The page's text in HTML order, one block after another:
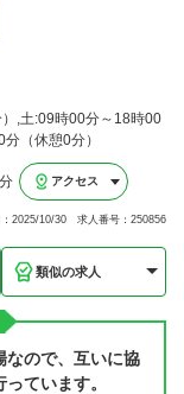
,土:09時00分～18時00
（休憩0分）
アクセス
：2025/10/30 求人番号：250856
類似の求人
なので、互いに協
ています。